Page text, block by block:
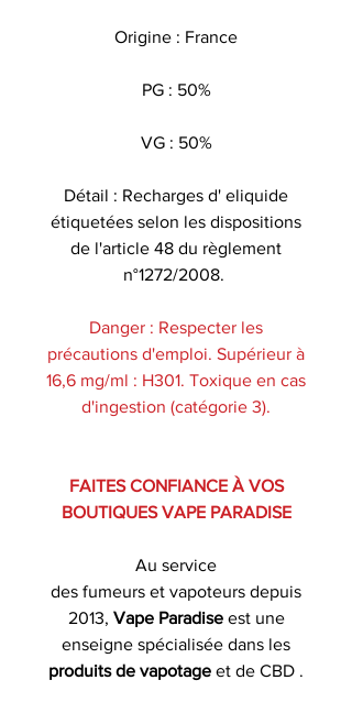
Origine : France
PG : 50%
VG : 50%
Détail : Recharges d' eliquide
étiquetées selon les dispositions
de l'article 48 du règlement
n°1272/2008.
Danger : Respecter les
précautions d'emploi. Supérieur à
16,6 mg/ml : H301. Toxique en cas
d'ingestion (catégorie 3).
FAITES CONFIANCE À VOS
BOUTIQUES VAPE PARADISE
Au service
des fumeurs et vapoteurs depuis
2013, Vape Paradiseest une
enseigne spécialisée dans les
produits de vapotage et de CBD .